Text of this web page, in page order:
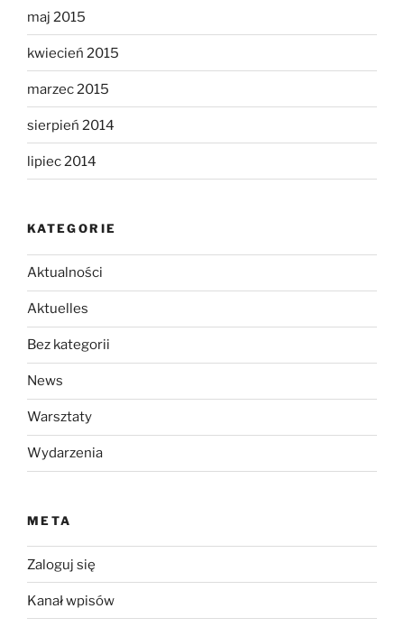
maj 2015
kwiecień 2015
marzec 2015
sierpień 2014
lipiec 2014
KATEGORIE
Aktualności
Aktuelles
Bez kategorii
News
Warsztaty
Wydarzenia
META
Zaloguj się
Kanał wpisów